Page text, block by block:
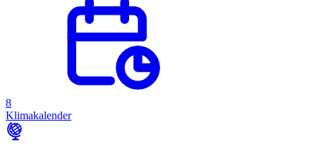
8
Klimakalender